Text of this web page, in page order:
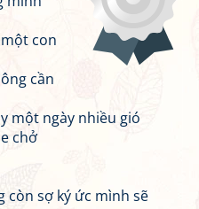
con
cần
một ngày nhiều gió
chở
còn sợ ký ức mình sẽ